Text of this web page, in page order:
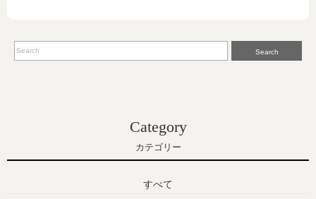
Search
Category
カテゴリー
すべて